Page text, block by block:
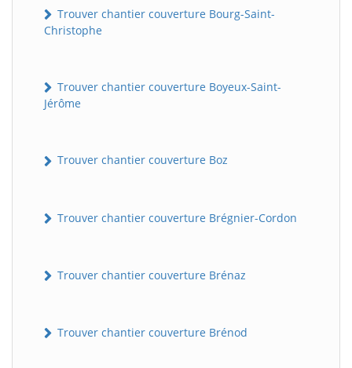
Trouver chantier couverture Bourg-Saint-
Christophe
Trouver chantier couverture Boyeux-Saint-
Jérôme
Trouver chantier couverture Boz
Trouver chantier couverture Brégnier-Cordon
Trouver chantier couverture Brénaz
Trouver chantier couverture Brénod